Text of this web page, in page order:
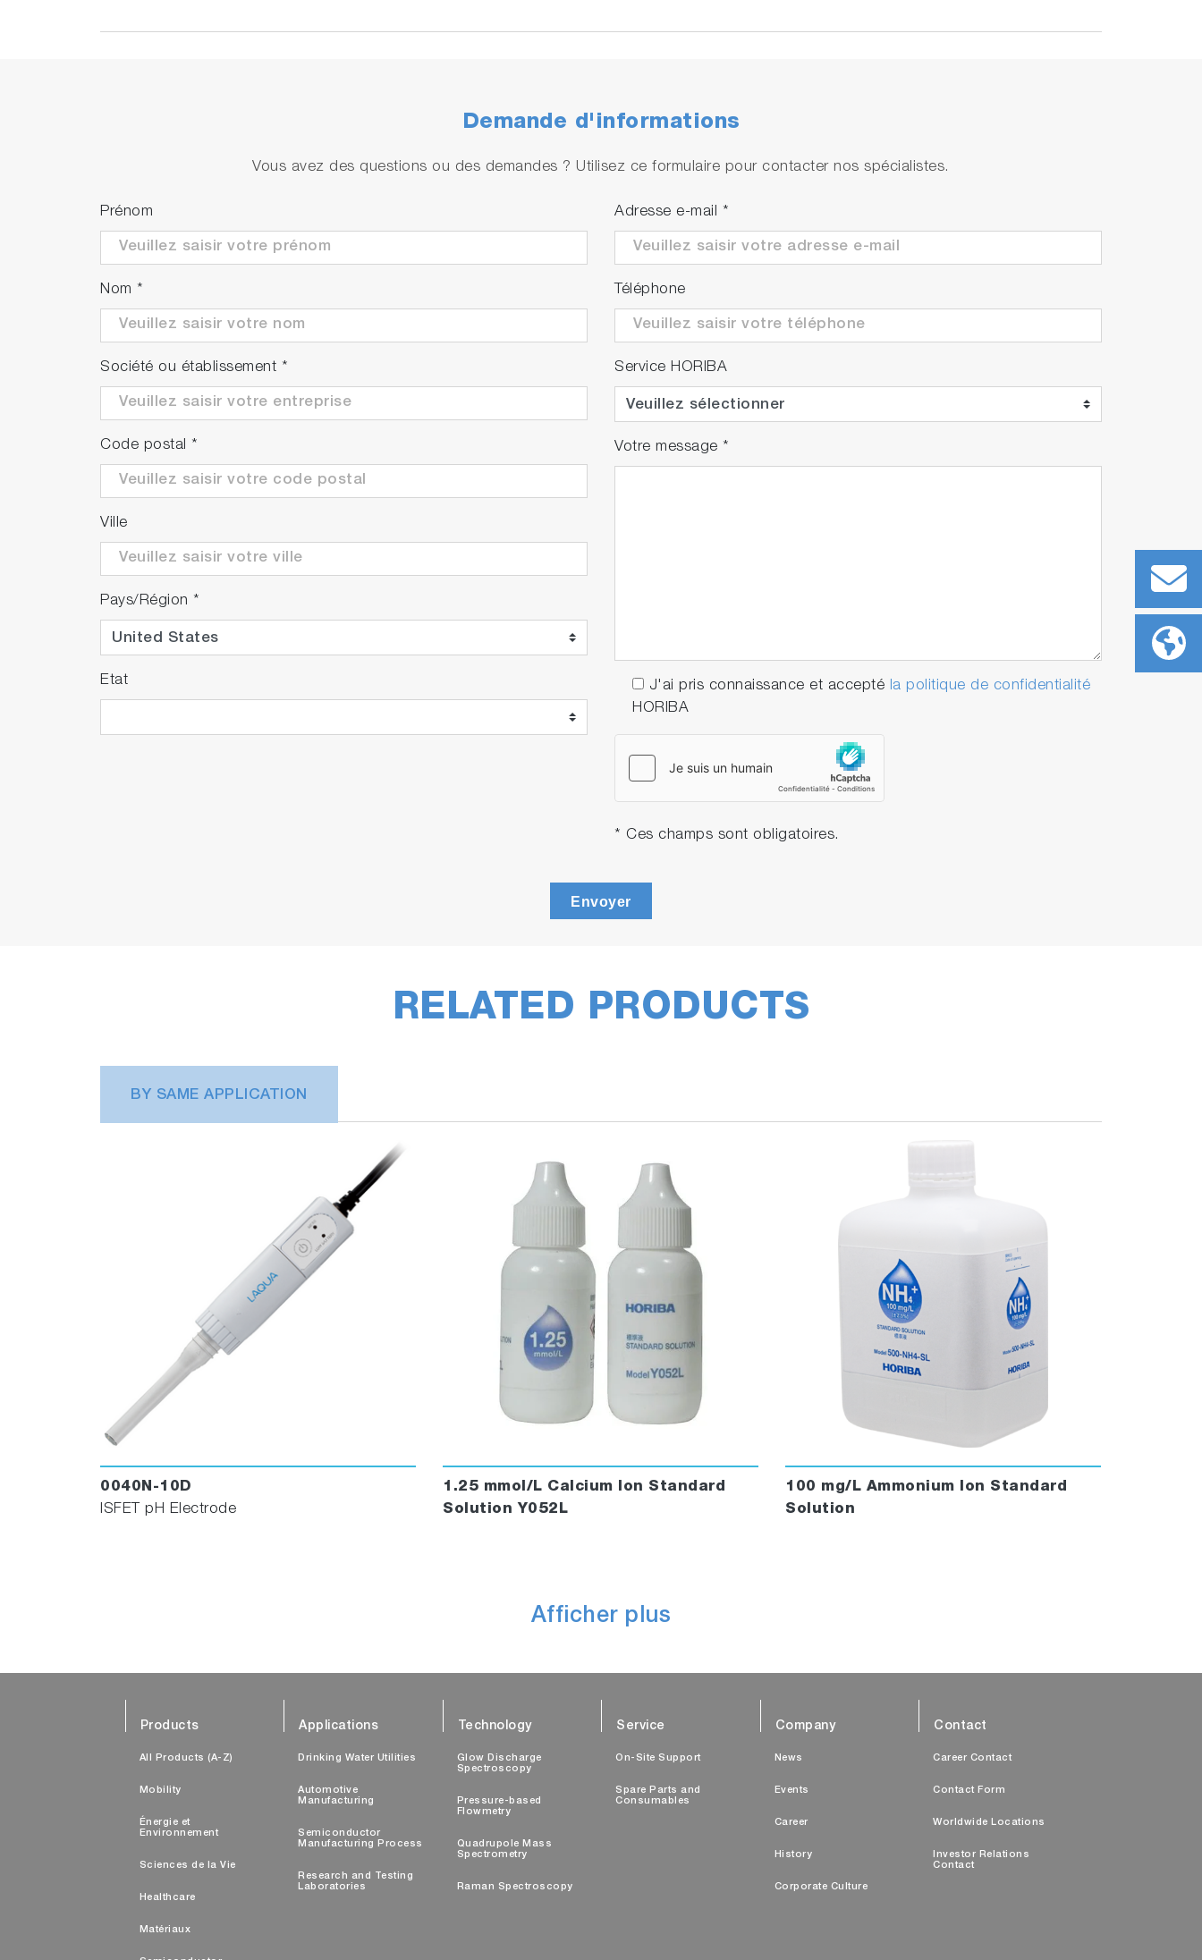
Demande d'informations
Vous avez des questions ou des demandes ? Utilisez ce formulaire pour contacter nos spécialistes.
Prénom
Nom *
Société ou établissement *
Code postal *
Ville
Pays/Région *
Etat
Adresse e-mail *
Téléphone
Service HORIBA
Votre message *
J'ai pris connaissance et accepté la politique de confidentialité
HORIBA
* Ces champs sont obligatoires.
Envoyer
RELATED PRODUCTS
BY SAME APPLICATION
0040N-10D
ISFET pH Electrode
1.25 mmol/L Calcium Ion Standard
Solution Y052L
100 mg/L Ammonium Ion Standard
Solution
Afficher plus
Products
All Products (A-Z)
Mobility
Énergie et
Environnement
Sciences de la Vie
Healthcare
Matériaux
Applications
Drinking Water Utilities
Automotive
Manufacturing
Semiconductor
Manufacturing Process
Research and Testing
Laboratories
Technology
Glow Discharge
Spectroscopy
Pressure-based
Flowmetry
Quadrupole Mass
Spectrometry
Raman Spectroscopy
Service
On-Site Support
Spare Parts and
Consumables
Company
News
Events
Career
History
Corporate Culture
Contact
Career Contact
Contact Form
Worldwide Locations
Investor Relations
Contact